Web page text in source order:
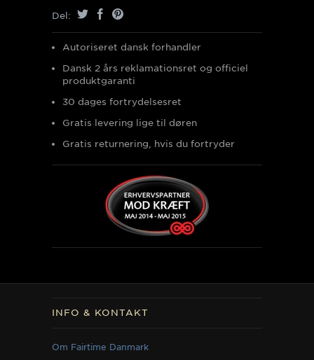
Del:
Autoriseret dansk forhandler
Dansk 2 års reklamationsret og officiel
produktgaranti
30 dages fortrydelsesret
Gratis levering lige til døren
Gratis returnering, hvis du fortryder
INFO & KONTAKT
Om Fairtime Danmark